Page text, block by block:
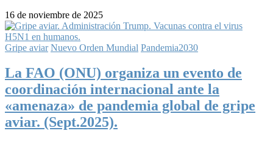
16 de noviembre de 2025
Gripe aviar Nuevo Orden Mundial Pandemia2030
La FAO (ONU) organiza un evento de
coordinación internacional ante la
«amenaza» de pandemia global de gripe
aviar. (Sept.2025).